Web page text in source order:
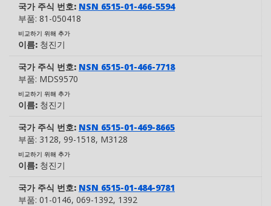
국가 주식 번호: NSN 6515-01-466-5594
부품: 81-050418
비교하기 위해 추가
이름: 청진기
국가 주식 번호: NSN 6515-01-466-7718
부품: MDS9570
비교하기 위해 추가
이름: 청진기
국가 주식 번호: NSN 6515-01-469-8665
부품: 3128, 99-1518, M3128
비교하기 위해 추가
이름: 청진기
국가 주식 번호: NSN 6515-01-484-9781
부품: 01-0146, 069-1392, 1392